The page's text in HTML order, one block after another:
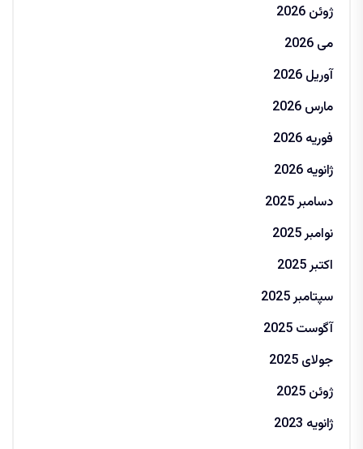
ژوئن 2026
می 2026
آوریل 2026
مارس 2026
فوریه 2026
ژانویه 2026
دسامبر 2025
نوامبر 2025
اکتبر 2025
سپتامبر 2025
آگوست 2025
جولای 2025
ژوئن 2025
ژانویه 2023